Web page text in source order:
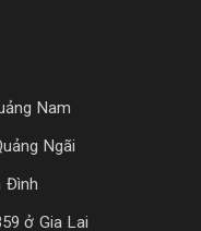
Nam
Ngãi
Đình
ở Gia Lai